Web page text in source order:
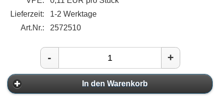
Lieferzeit:
1-2 Werktage
Art.Nr.:
2572510
- +
In den Warenkorb